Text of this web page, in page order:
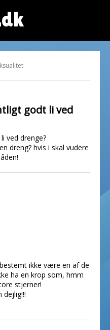
godt li ved
ved drenge?
dreng? hvis i skal vudere
ikke være en af de
ha en krop som, hmm
stjerner!
dejlig!!!